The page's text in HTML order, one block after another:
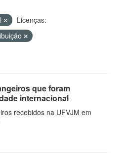
Licenças:
que foram
internacional
recebidos na UFVJM em